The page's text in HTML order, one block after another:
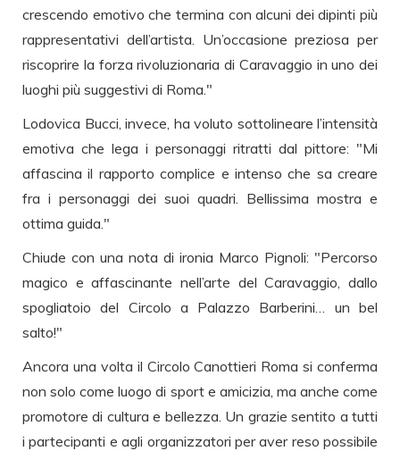
crescendo emotivo che termina con alcuni dei dipinti più
rappresentativi dell’artista. Un’occasione preziosa per
riscoprire la forza rivoluzionaria di Caravaggio in uno dei
luoghi più suggestivi di Roma."
Lodovica Bucci, invece, ha voluto sottolineare l’intensità
emotiva che lega i personaggi ritratti dal pittore: "Mi
affascina il rapporto complice e intenso che sa creare
fra i personaggi dei suoi quadri. Bellissima mostra e
ottima guida."
Chiude con una nota di ironia Marco Pignoli: "Percorso
magico e affascinante nell’arte del Caravaggio, dallo
spogliatoio del Circolo a Palazzo Barberini… un bel
salto!"
Ancora una volta il Circolo Canottieri Roma si conferma
non solo come luogo di sport e amicizia, ma anche come
promotore di cultura e bellezza. Un grazie sentito a tutti
i partecipanti e agli organizzatori per aver reso possibile